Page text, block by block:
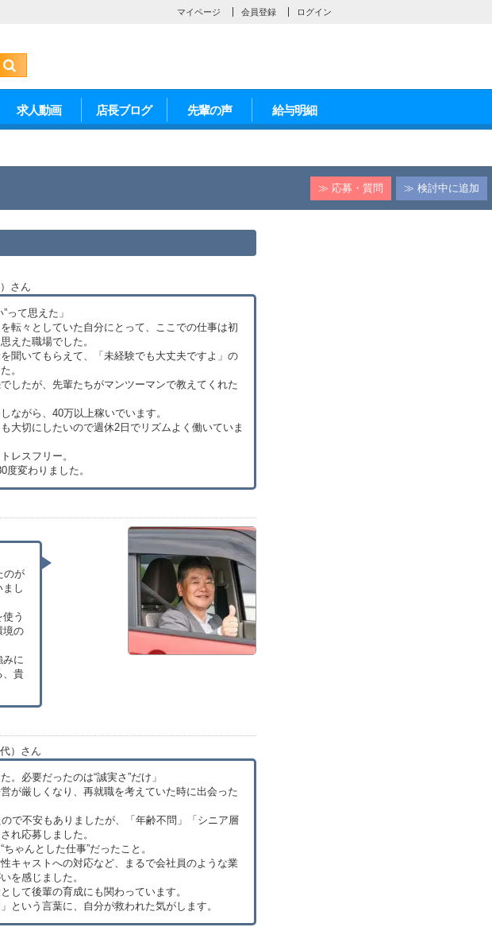
マイページ 会員登録 ログイン
求人動画 店長ブログ 先輩の声 給与明細
≫ 応募・質問 ≫ 検討中に追加
さん
って思えた」
転々としていた自分にとって、ここでの仕事は初
えた職場でした。
聞いてもらえて、「未経験でも大丈夫ですよ」の
。
したが、先輩たちがマンツーマンで教えてくれた
ながら、40万以上稼いでいます。
大切にしたいので週休2日でリズムよく働いていま
レスフリー。
度変わりました。
のが
し
う
境の
みに
、貴
）さん
。必要だったのは“誠実さ”だけ」
が厳しくなり、再就職を考えていた時に出会った
で不安もありましたが、「年齢不問」「シニア層
れ応募しました。
ゃんとした仕事”だったこと。
キャストへの対応など、まるで会社員のような業
を感じました。
して後輩の育成にも関わっています。
という言葉に、自分が救われた気がします。